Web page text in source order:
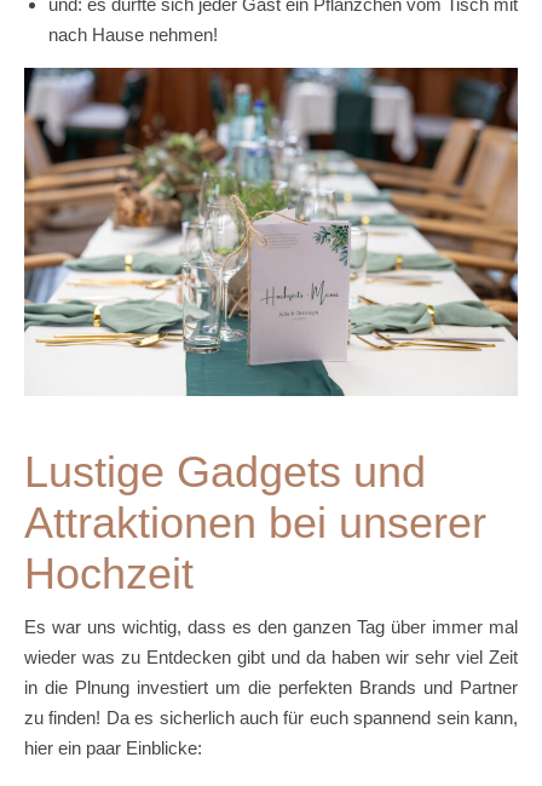
nach Hause nehmen!
Lustige Gadgets und
Attraktionen bei unserer
Hochzeit
Es war uns wichtig, dass es den ganzen Tag über immer mal
wieder was zu Entdecken gibt und da haben wir sehr viel Zeit
in die Plnung investiert um die perfekten Brands und Partner
zu finden! Da es sicherlich auch für euch spannend sein kann,
hier ein paar Einblicke: